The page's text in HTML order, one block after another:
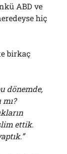
ABD ve
hiç
birkaç
dönemde,
ettik.